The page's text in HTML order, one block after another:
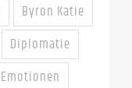
Byron Katie
Diplomatie
Emotionen